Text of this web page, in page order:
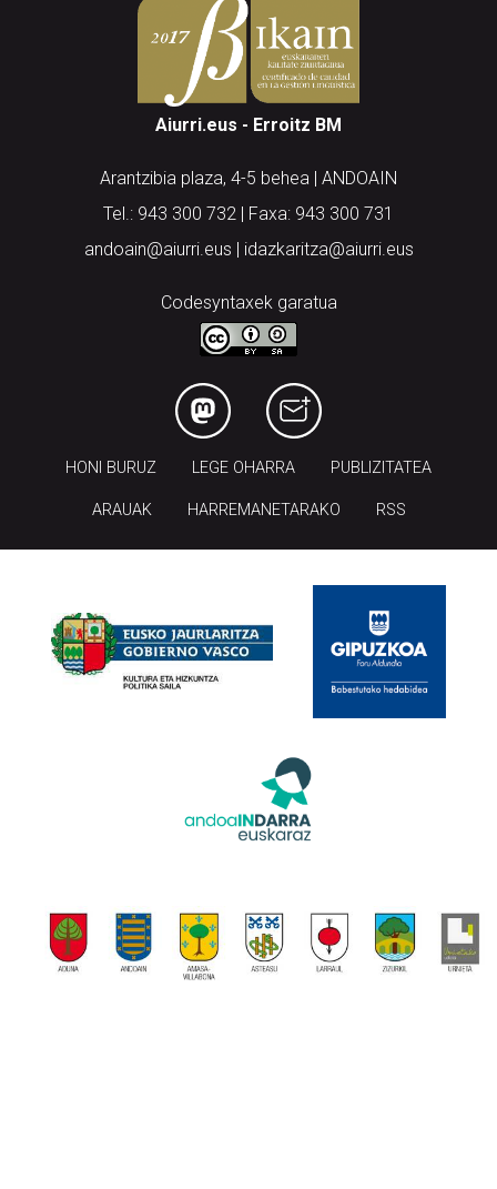
Aiurri.eus - Erroitz BM
Arantzibia plaza, 4-5 behea | ANDOAIN
Tel.: 943 300 732 | Faxa: 943 300 731
andoain@aiurri.eus | idazkaritza@aiurri.eus
Codesyntaxek garatua
HONI BURUZ LEGE OHARRA PUBLIZITATEA
ARAUAK HARREMANETARAKO RSS